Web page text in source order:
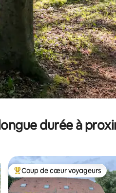
durée à
Coups de cœur voyageurs les
Coup de cœur voyageurs